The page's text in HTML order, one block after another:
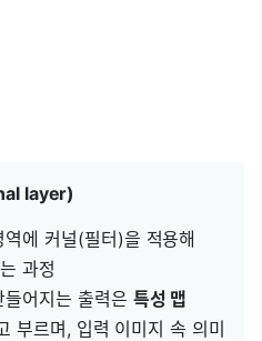
layer)
에 커널(필터)을 적용해
과정
어지는 출력은 특성 맵
부르며, 입력 이미지 속 의미